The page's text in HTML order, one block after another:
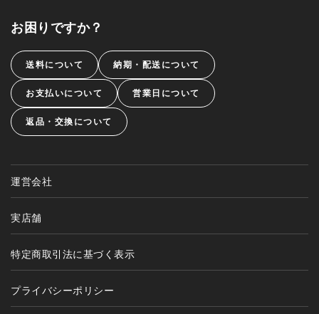
お困りですか？
送料について 納期・配送について
お支払いについて 営業日について
返品・交換について
運営会社
実店舗
特定商取引法に基づく表示
プライバシーポリシー